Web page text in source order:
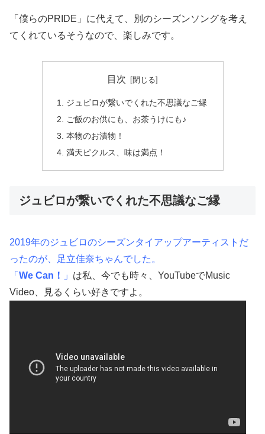
「僕らのPRIDE」に代えて、別のシーズンソングを考え
てくれているそうなので、楽しみです。
目次
ジュビロが繋いでくれた不思議なご縁
ご飯のお供にも、お茶うけにも♪
本物のお漬物！
満天ピクルス、味は満点！
ジュビロが繋いでくれた不思議なご縁
2019年のジュビロのシーズンタイアップアーティストだ
ったのが、足立佳奈ちゃんでした。
「 We Can！ 」 は私、今でも時々、YouTubeでMusic
Video、見るくらい好きですよ。